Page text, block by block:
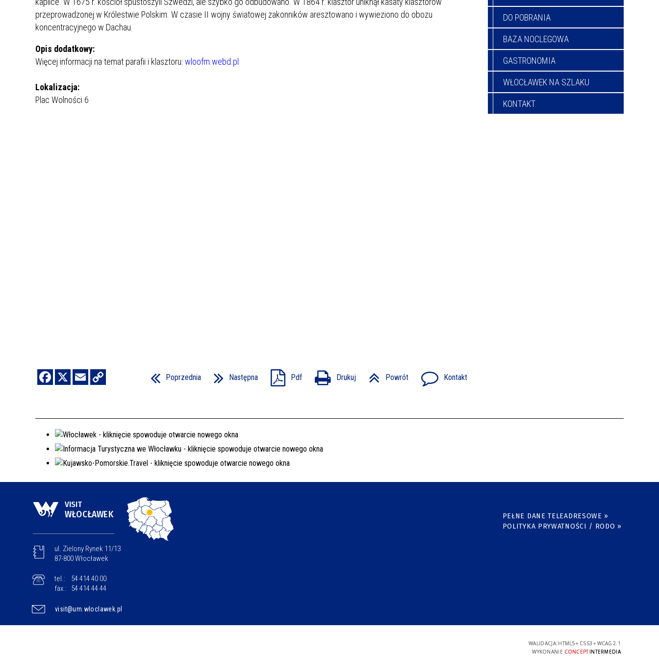
REJSY PO ZALEWIE WŁOCŁAWSKIM
SPACER SZLAKIEM MURALI
przeprowadzonej w Królestwie Polskim. W czasie II wojny światowej zakonników aresztowano i wywieziono do obozu
koncentracyjnego w Dachau.
Opis dodatkowy:
Więcej informacji na temat parafii i klasztoru: wloofm.webd.pl
Lokalizacja:
Plac Wolności 6
Poprzednia Następna Pdf Drukuj Powrót Kontakt
DO POBRANIA
BAZA NOCLEGOWA
GASTRONOMIA
WŁOCŁAWEK NA SZLAKU
KONTAKT
VISIT
WŁOCŁAWEK
ul. Zielony Rynek 11/13
87-800 Włocławek
tel.:
54 414 40 00
fax.:
54 414 44 44
visit@um.wloclawek.pl
PEŁNE DANE TELEADRESOWE »
POLITYKA PRYWATNOŚCI / RODO »
WALIDACJA: HTML5+ CSS3 + WCAG 2.1
WYKONANIE CONCEPTINTERMEDIA